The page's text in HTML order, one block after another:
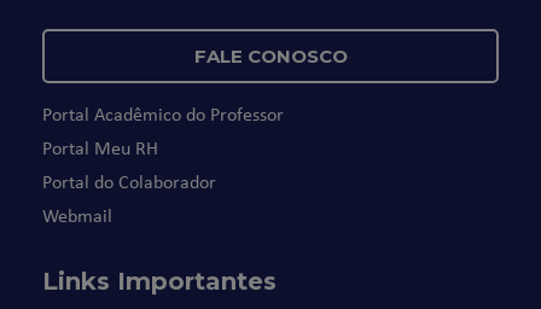
FALE CONOSCO
Portal Acadêmico do Professor
Portal Meu RH
Portal do Colaborador
Webmail
Links Importantes